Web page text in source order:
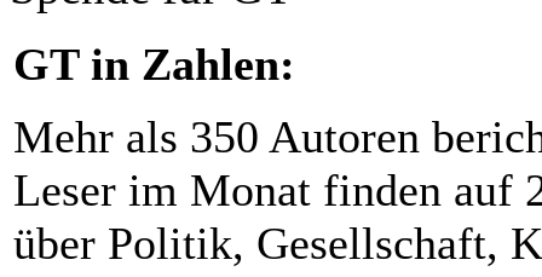
GT in Zahlen:
Mehr als 350 Autoren
Leser im Monat finden auf
über Politik, Gesellschaft,